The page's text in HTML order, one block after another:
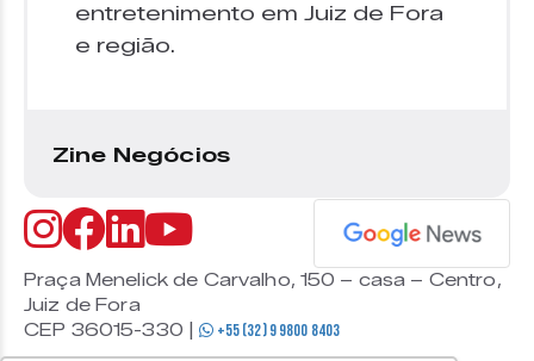
entretenimento em Juiz de Fora
e região.
Zine Negócios
Praça Menelick de Carvalho, 150 – casa – Centro,
Juiz de Fora
CEP 36015-330 |
+55 (32) 9 9800 8403